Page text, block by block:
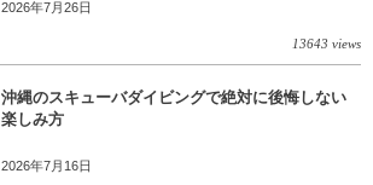
2026年7月26日
13643 views
沖縄のスキューバダイビングで絶対に後悔しない
楽しみ方
2026年7月16日